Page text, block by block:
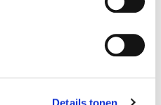
Details tonen
ontwerper Lex